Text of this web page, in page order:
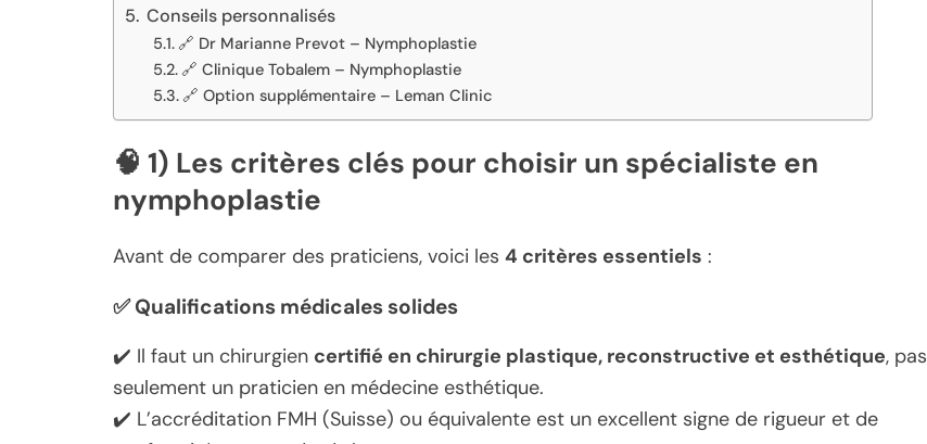
Conseils personnalisés
🔗 Dr Marianne Prevot – Nymphoplastie
🔗 Clinique Tobalem – Nymphoplastie
🔗 Option supplémentaire – Leman Clinic
🧠 1) Les critères clés pour choisir un spécialiste en
nymphoplastie
Avant de comparer des praticiens, voici les 4 critères essentiels :
✅Qualifications médicales solides
✔️ Il faut un chirurgien certifié en chirurgie plastique, reconstructive et esthétique, pas
seulement un praticien en médecine esthétique.
✔️ L’accréditation FMH (Suisse) ou équivalente est un excellent signe de rigueur et de